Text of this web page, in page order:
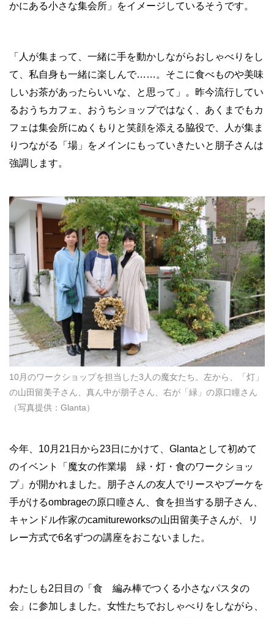
かにある小さな集会所」をイメージしているそうです。
「人が集まって、一緒に手を動かしながらおしゃべりをし
て、私自身も一緒に楽しんで……。そこに食べものや美味
しいお茶があったらいいな、と思って」。昨今流行してい
るおうちカフェ、おうちショップではなく、あくまでもカ
フェは集会所にぬくもりと笑顔を添える脇役で、人が集ま
りつながる「場」をメインにもっていきたいと朋子さんは
強調します。
10月のワークショップを担当した3人の魔女たち。左から、「灯」
の山田留美子さん、真ん中が朋子さん、右が「緑」の原口瞳さん
（写真提供：Glanta）
今年、10月21日から23日にかけて、Glantaとして初めて
のイベント「魔女の作業場 緑・灯・食のワークショッ
プ」が開かれました。朋子さんの友人でリースやブーケを
手がけるombrageの原口瞳さん、食を担当する朋子さん、
キャンドル作家のcamitureworksの山田留美子さんが、リ
レー方式で6名ずつの講座をおこないました。
わたしも2日目の「食 編み棒でつくる小さなパスタの
会」に参加しました。女性たちでおしゃべりをしながら、